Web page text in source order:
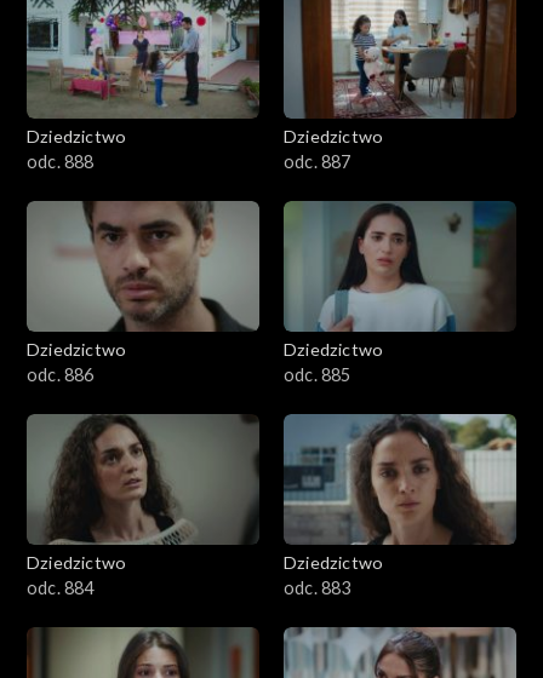
Dziedzictwo
odc. 888
Dziedzictwo
odc. 887
Dziedzictwo
odc. 886
Dziedzictwo
odc. 885
Dziedzictwo
odc. 884
Dziedzictwo
odc. 883